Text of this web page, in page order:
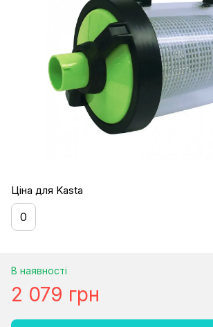
Ціна для Kasta
0
В наявності
2 079 грн